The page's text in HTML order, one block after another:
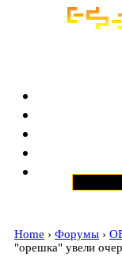
Home › Форумы ›
"орешка" увели